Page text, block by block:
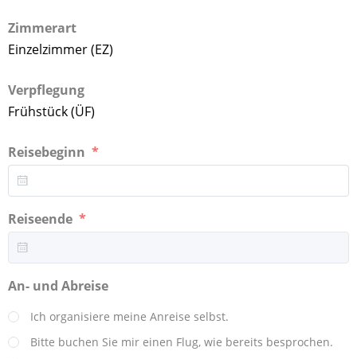
Zimmerart
Einzelzimmer (EZ)
Verpflegung
Frühstück (ÜF)
Reisebeginn
Reiseende
An- und Abreise
Ich organisiere meine Anreise selbst.
Bitte buchen Sie mir einen Flug, wie bereits besprochen.